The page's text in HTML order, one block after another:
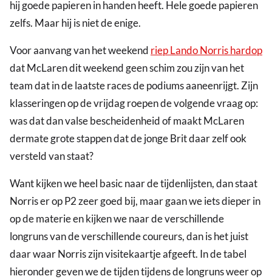
hij goede papieren in handen heeft. Hele goede papieren
zelfs. Maar hij is niet de enige.
Voor aanvang van het weekend riep Lando Norris hardop
dat McLaren dit weekend geen schim zou zijn van het
team dat in de laatste races de podiums aaneenrijgt. Zijn
klasseringen op de vrijdag roepen de volgende vraag op:
was dat dan valse bescheidenheid of maakt McLaren
dermate grote stappen dat de jonge Brit daar zelf ook
versteld van staat?
Want kijken we heel basic naar de tijdenlijsten, dan staat
Norris er op P2 zeer goed bij, maar gaan we iets dieper in
op de materie en kijken we naar de verschillende
longruns van de verschillende coureurs, dan is het juist
daar waar Norris zijn visitekaartje afgeeft. In de tabel
hieronder geven we de tijden tijdens de longruns weer op